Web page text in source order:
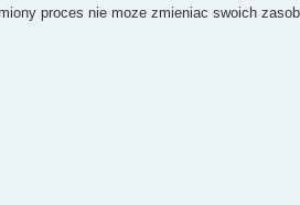
proces nie moze zmieniac swoich